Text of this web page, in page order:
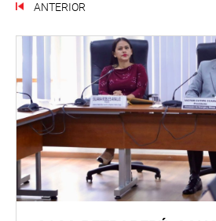
ANTERIOR